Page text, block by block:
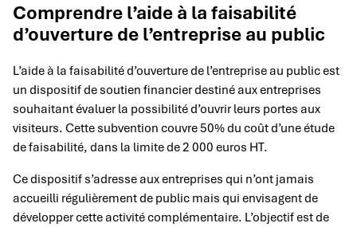
Comprendre l’aide à la faisabilité
d’ouverture de l’entreprise au public
L’aide à la faisabilité d’ouverture de l’entreprise au public est
un dispositif de soutien financier destiné aux entreprises
souhaitant évaluer la possibilité d’ouvrir leurs portes aux
visiteurs. Cette subvention couvre 50% du coût d’une étude
de faisabilité, dans la limite de 2 000 euros HT.
Ce dispositif s’adresse aux entreprises qui n’ont jamais
accueilli régulièrement de public mais qui envisagent de
développer cette activité complémentaire. L’objectif est de